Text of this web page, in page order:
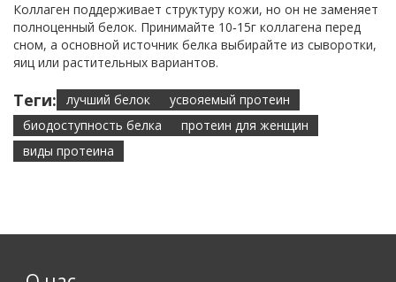
Коллаген поддерживает структуру кожи, но он не заменяет
полноценный белок. Принимайте 10‑15г коллагена перед
сном, а основной источник белка выбирайте из сыворотки,
яиц или растительных вариантов.
Теги: лучший белок
усвояемый протеин
биодоступность белка
протеин для женщин
виды протеина